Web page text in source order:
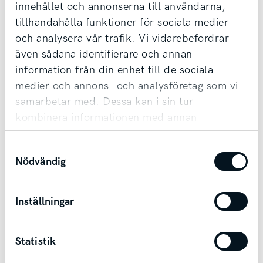
innehållet och annonserna till användarna,
tillhandahålla funktioner för sociala medier
och analysera vår trafik. Vi vidarebefordrar
även sådana identifierare och annan
information från din enhet till de sociala
medier och annons- och analysföretag som vi
samarbetar med. Dessa kan i sin tur
kombinera informationen med annan
information som du har tillhandahållit eller
som de har samlat in när du har använt deras
tjänster.
Nödvändig
Inställningar
Statistik
Möjlighet till transport finns vid affär.
Kontakta säljare
Andra bilar i Lidköping
Lidköping